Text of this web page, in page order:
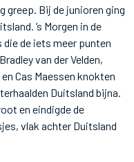
greep. Bij de junioren ging
’s Morgen in de
de iets meer punten
van der Velden,
Cas Maessen knokten
Duitsland bijna.
en eindigde de
vlak achter Duitsland